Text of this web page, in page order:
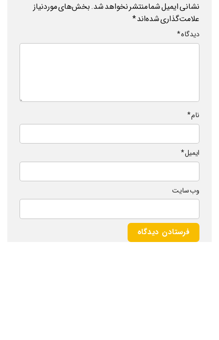
نشانی ایمیل شما منتشر نخواهد شد.بخش‌های موردنیاز
علامت‌گذاری شده‌اند*
دیدگاه*
نام*
ایمیل*
وب‌ سایت